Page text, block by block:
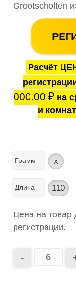
Grootscholten
Расчёт
000.00 ₽на
и
Грамм x
Длина 110
Цена на товар
регистрации.